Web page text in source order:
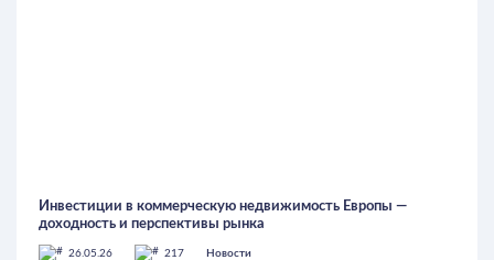
Инвестиции в коммерческую недвижимость Европы —
доходность и перспективы рынка
26.05.26 217 Новости